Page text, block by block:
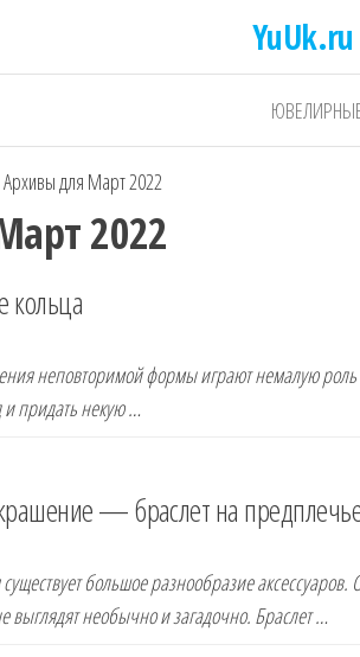
Архивы для Март 2022
2022
кольца
неповторимой формы играют немалую
и придать некую …
— браслет на
большое разнообразие
выглядят необычно и загадочно. Браслет …